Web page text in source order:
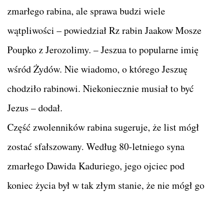
zmarłego rabina, ale sprawa budzi wiele
wątpliwości – powiedział Rz rabin Jaakow Mosze
Poupko z Jerozolimy. – Jeszua to popularne imię
wśród Żydów. Nie wiadomo, o którego Jeszuę
chodziło rabinowi. Niekoniecznie musiał to być
Jezus – dodał.
Część zwolenników rabina sugeruje, że list mógł
zostać sfałszowany. Według 80-letniego syna
zmarłego Dawida Kaduriego, jego ojciec pod
koniec życia był w tak złym stanie, że nie mógł go